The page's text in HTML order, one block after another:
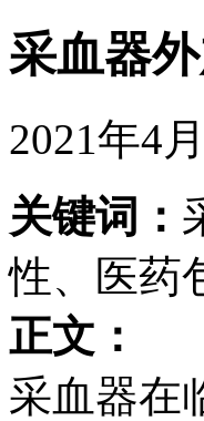
采血器
2021年4
关键词：
性、医药
正文：
采血器在